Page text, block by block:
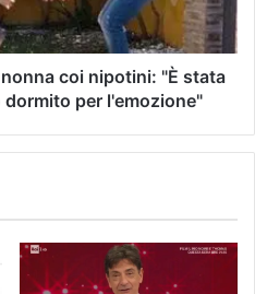
coi nipotini: "È stata
per l'emozione"